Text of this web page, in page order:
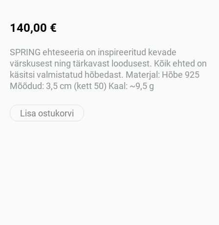
140,00 €
SPRING ehteseeria on inspireeritud kevade
värskusest ning tärkavast loodusest. Kõik ehted on
käsitsi valmistatud hõbedast. Materjal: Hõbe 925
Mõõdud: 3,5 cm (kett 50) Kaal: ~9,5 g
Lisa ostukorvi